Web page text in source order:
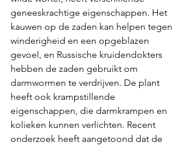
geneeskrachtige eigenschappen. Het
kauwen op de zaden kan helpen tegen
winderigheid en een opgeblazen
gevoel, en Russische kruidendokters
hebben de zaden gebruikt om
darmwormen te verdrijven. De plant
heeft ook krampstillende
eigenschappen, die darmkrampen en
kolieken kunnen verlichten. Recent
onderzoek heeft aangetoond dat de